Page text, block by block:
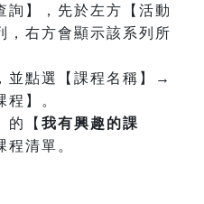
詢】，先於左方【活動
，右方會顯示該系列所
並點選【課程名稱】→
程】。
的【 我有興趣的課
程清單。